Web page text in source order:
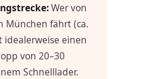
Wer von
München fährt (ca.
idealerweise einen
von 20–30
Schnelllader.